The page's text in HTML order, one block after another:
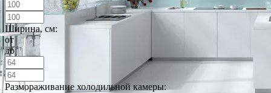
Ширина, см:
от
до
Размораживание холодильной камеры: